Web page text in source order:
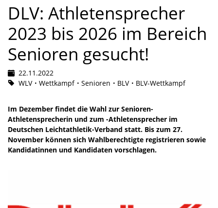
DLV: Athletensprecher
2023 bis 2026 im Bereich
Senioren gesucht!
22.11.2022
WLV
Wettkampf Senioren BLV BLV-Wettkampf
Im Dezember findet die Wahl zur Senioren-
Athletensprecherin und zum -Athletensprecher im
Deutschen Leichtathletik-Verband statt. Bis zum 27.
November können sich Wahlberechtigte registrieren sowie
Kandidatinnen und Kandidaten vorschlagen.